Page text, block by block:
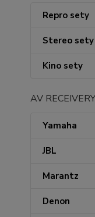
Repro sety
Stereo sety
Kino sety
AV
Yamaha
JBL
Marantz
Denon